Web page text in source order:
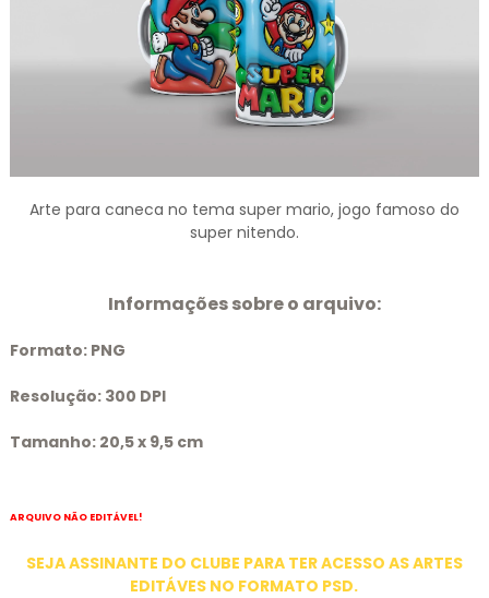
Arte para caneca no tema super mario, jogo famoso do
super nitendo.
Informações sobre o arquivo:
Formato: PNG
Resolução: 300 DPI
Tamanho: 20,5 x 9,5 cm
ARQUIVO NÃO EDITÁVEL!
SEJA ASSINANTE DO CLUBE PARA TER ACESSO AS ARTES
EDITÁVES NO FORMATO PSD.